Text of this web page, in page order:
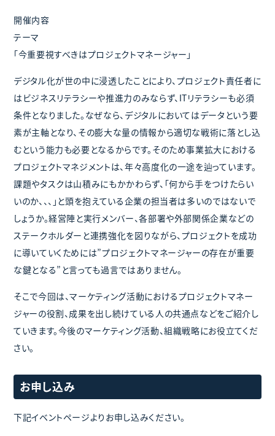
開催内容
テーマ
「今重要視すべきはプロジェクトマネージャー」
デジタル化が世の中に浸透したことにより、プロジェクト責任者に
はビジネスリテラシーや推進力のみならず、ITリテラシーも必須
条件となりました。なぜなら、デジタルにおいてはデータという要
素が主軸となり、その膨大な量の情報から適切な戦術に落とし込
むという能力も必要となるからです。そのため事業拡大における
プロジェクトマネジメントは、年々高度化の一途を辿っています。
課題やタスクは山積みにもかかわらず、「何から手をつけたらい
いのか、、、」と頭を抱えている企業の担当者は多いのではないで
しょうか。経営陣と実行メンバー、各部署や外部関係企業などの
ステークホルダーと連携強化を図りながら、プロジェクトを成功
に導いていくためには”プロジェクトマネージャーの存在が重要
な鍵となる”と言っても過言ではありません。
そこで今回は、マーケティング活動におけるプロジェクトマネー
ジャーの役割、成果を出し続けている人の共通点などをご紹介し
ていきます。今後のマーケティング活動、組織戦略にお役立てくだ
さい。
お申し込み
下記イベントページよりお申し込みください。